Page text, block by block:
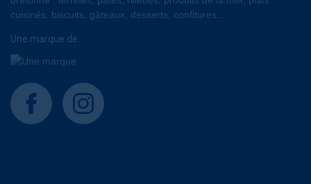
cuisinés, biscuits, gâteaux, desserts, confitures...
Une marque de:
facebook instagram